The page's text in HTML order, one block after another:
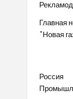
Главная
"Новая
Россия